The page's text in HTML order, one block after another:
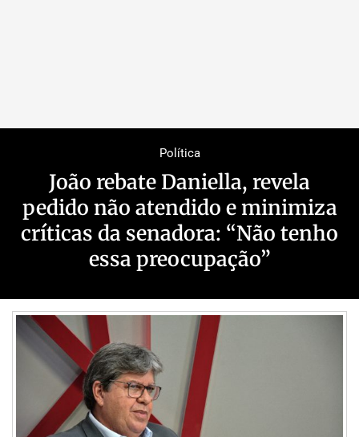
Política
João rebate Daniella, revela
pedido não atendido e minimiza
críticas da senadora: “Não tenho
essa preocupação”